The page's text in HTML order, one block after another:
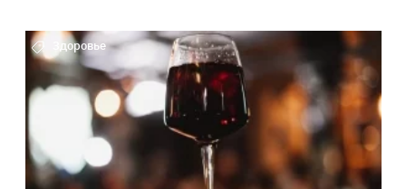
Здоровье